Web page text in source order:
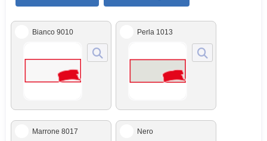
Bianco 9010 Perla 1013
Marrone 8017 Nero